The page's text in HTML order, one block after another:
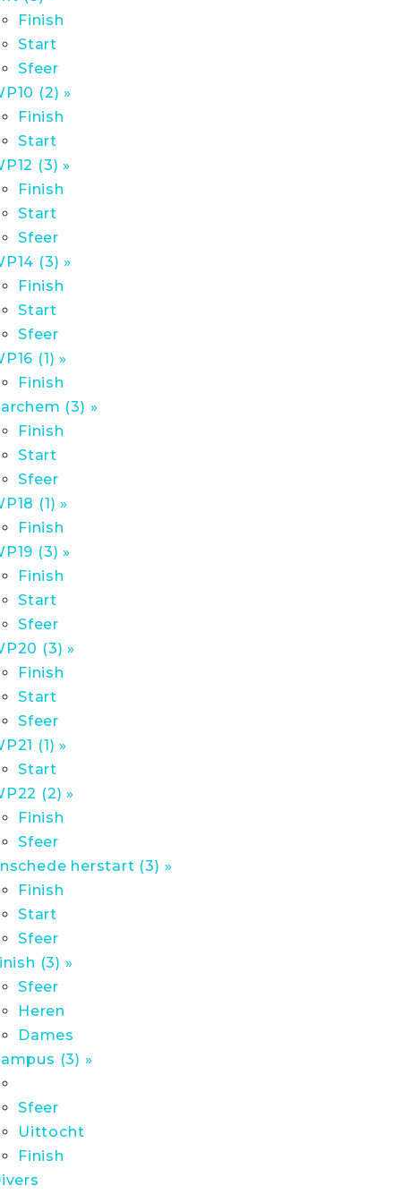
Finish
Start
Sfeer
(2) »
Finish
Start
(3) »
Finish
Start
Sfeer
(3) »
Finish
Start
Sfeer
(1) »
Finish
(3) »
Finish
Start
Sfeer
(1) »
Finish
(3) »
Finish
Start
Sfeer
(3) »
Finish
Start
Sfeer
(1) »
Start
(2) »
Finish
Sfeer
herstart (3) »
Finish
Start
Sfeer
(3) »
Sfeer
Heren
Dames
(3) »
Sfeer
Uittocht
Finish